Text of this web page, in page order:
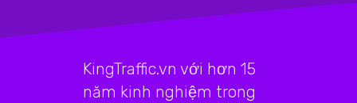
KingTraffic.vn với hơn 15
năm kinh nghiệm trong